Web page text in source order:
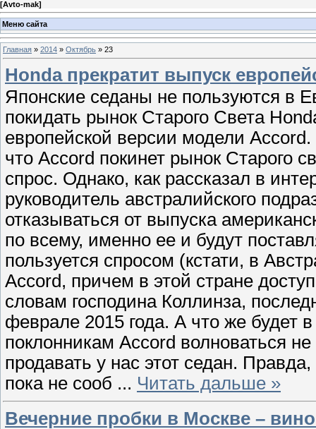
[Avto-mak]
Меню сайта
Главная » 2014 » Октябрь » 23
Honda прекратит выпуск
Японские седаны не пользуются в
покидать рынок Старого Света
европейской версии модели
что Accord покинет рынок Старого
спрос. Однако, как рассказал в
руководитель австралийского
отказываться от выпуска
по всему, именно ее и будут
пользуется спросом (кстати, в
Accord, причем в этой стране
словам господина Коллинза,
феврале 2015 года. А что же
поклонникам Accord волноваться
продавать у нас этот седан.
пока не сооб ... Читать дальше »
Вечерние пробки в Москве –